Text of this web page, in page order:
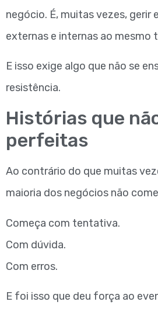
negócio. É, muitas vezes, gerir
externas e internas ao mesmo
E isso exige algo que não se
resistência.
Histórias que
perfeitas
Ao contrário do que muitas
maioria dos negócios não
Começa com tentativa.
Com dúvida.
Com erros.
E foi isso que deu força ao